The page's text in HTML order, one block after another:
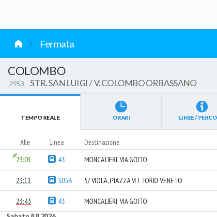
Fermata
COLOMBO
2953 STR. SAN LUIGI / V. COLOMBO ORBASSANO
TEMPO REALE ORARI LINEE /
Alle Linea Destinazione
23:01 43 MONCALIERI, VIA GOITO
23:11 S05B 5/ VIOLA, PIAZZA VITTORIO VENETO
23:43 43 MONCALIERI, VIA GOITO